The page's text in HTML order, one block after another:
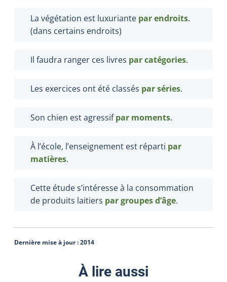
La végétation est luxuriante par endroits.
(dans certains endroits)
Il faudra ranger ces livres par catégories.
Les exercices ont été classés par séries.
Son chien est agressifpar moments.
À l’école, l’enseignement est réparti par
matières.
Cette étude s’intéresse à la consommation
de produits laitiers par groupes d’âge.
Dernière mise à jour :2014
À lire aussi